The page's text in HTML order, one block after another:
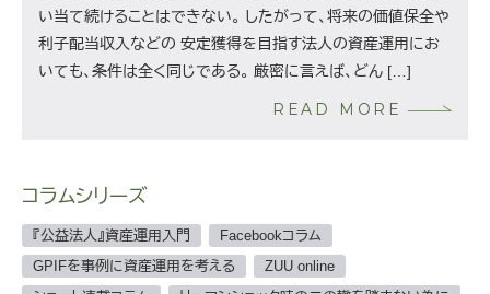
い当て続けることはできない。 したがって、将来の価値保全や
利子配当収入などの 安定獲得を目指す法人の資産運用にお
いても、条件は全く同じである。 厳密に言えば、どん […]
READ MORE
コラムシリーズ
『公益法人』資産運用入門
Facebookコラム
GPIFを事例に資産運用を考える
ZUU online